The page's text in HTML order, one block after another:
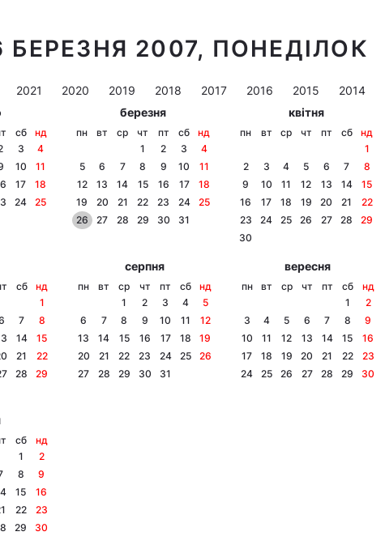
БЕРЕЗНЯ 2007, ПОНЕДІЛОК
2021 2020 2019 2018 2017 2016 2015 2014
сб
нд
3
4
10
11
17
18
24
25
березня
пн вт ср чт пт сб
нд
1
2 3
4
5
6 7 8 9 10
11
12
13 14 15 16 17
18
19
20 21 22 23 24
25
26
27 28 29 30 31
квітня
пн вт ср чт пт сб
нд
1
2
3 4 5 6 7
8
9
10 11 12 13 14
15
16
17 18 19 20 21
22
23
24 25 26 27 28
29
30
сб
нд
1
7
8
14
15
21
22
28
29
серпня
пн вт ср чт пт сб
нд
1
2 3 4
5
6
7 8 9 10 11
12
13
14 15 16 17 18
19
20
21 22 23 24 25
26
27
28 29 30 31
вересня
пн вт ср чт пт сб
нд
1
2
3
4 5 6 7 8
9
10
11 12 13 14 15
16
17
18 19 20 21 22
23
24
25 26 27 28 29 30
сб
нд
1
2
8
9
15
16
22
23
29
30